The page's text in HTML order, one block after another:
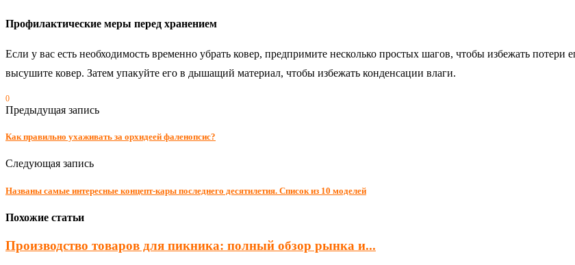
Профилактические меры перед хранением
Если у вас есть необходимость временно убрать ковер, предпримите несколько простых шагов, чтобы избежать
высушите ковер. Затем упакуйте его в дышащий материал, чтобы избежать конденсации влаги.
0
Предыдущая запись
Как правильно ухаживать за орхидеей фаленопсис?
Следующая запись
Названы самые интересные концепт-кары последнего десятилетия. Список из 10 моделей
Похожие статьи
Производство товаров для пикника: полный обзор рынка и...